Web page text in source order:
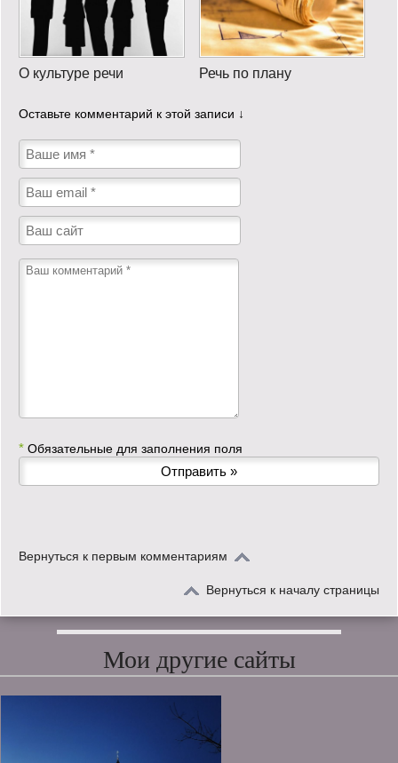
О культуре речи Речь по плану
Оставьте комментарий к этой записи ↓
* Обязательные для заполнения поля
Вернуться к первым комментариям
Вернуться к началу страницы
Мои другие сайты